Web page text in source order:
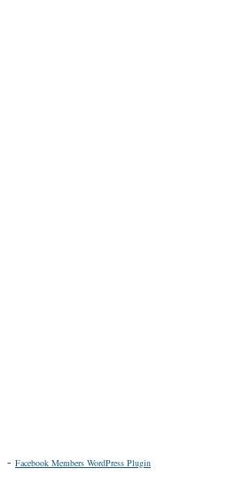
- Facebook Members WordPress Plugin